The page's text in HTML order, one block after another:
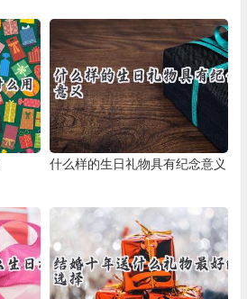
什么样的生日礼物具有纪念意义